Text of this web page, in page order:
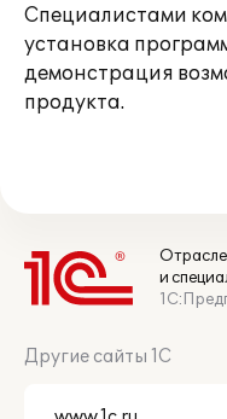
Специалистами
установка
демонстрация
продукта.
и
Другие сайты 1С